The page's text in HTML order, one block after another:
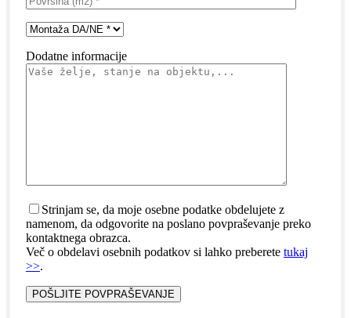
Dodatne informacije
Strinjam se, da moje osebne podatke obdelujete z
namenom, da odgovorite na poslano povpraševanje preko
kontaktnega obrazca.
Več o obdelavi osebnih podatkov si lahko preberete tukaj
>>.